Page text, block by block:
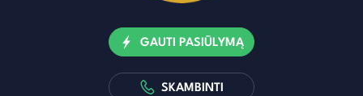
GAUTI PASIŪLYMĄ
SKAMBINTI